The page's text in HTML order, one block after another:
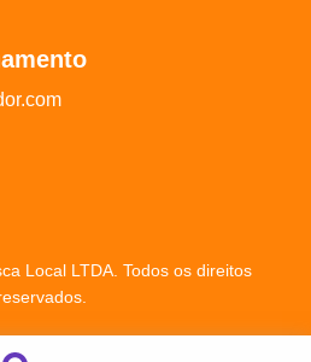
Local LTDA. Todos os direitos